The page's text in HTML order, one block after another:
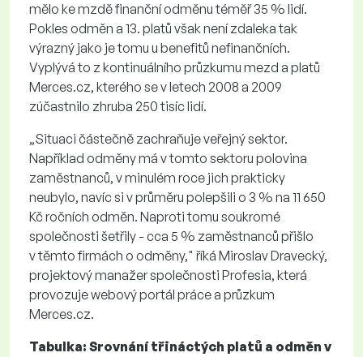
mělo ke mzdě finanční odměnu téměř 35 % lidí.
Pokles odměn a 13. platů však není zdaleka tak
výrazný jako je tomu u benefitů nefinančních.
Vyplývá to z kontinuálního průzkumu mezd a platů
Merces.cz, kterého se v letech 2008 a 2009
zúčastnilo zhruba 250 tisíc lidí.
„Situaci částečně zachraňuje veřejný sektor.
Například odměny má v tomto sektoru polovina
zaměstnanců, v minulém roce jich prakticky
neubylo, navíc si v průměru polepšili o 3 % na 11 650
Kč ročních odměn. Naproti tomu soukromé
společnosti šetřily - cca 5 % zaměstnanců přišlo
v těmto firmách o odměny," říká Miroslav Dravecký,
projektový manažer společnosti Profesia, která
provozuje webový portál práce a průzkum
Merces.cz.
Tabulka: Srovnání třináctých platů a odměn v